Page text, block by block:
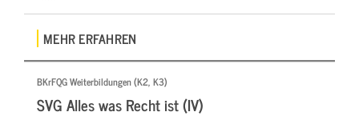
MEHR ERFAHREN
BKrFQG Weiterbildungen (K2, K3)
SVG Alles was Recht ist (IV)